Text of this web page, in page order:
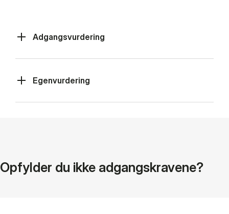
Adgangsvurdering
Egenvurdering
Op­fyl­der du ikke ad­gangs­kra­ve­ne?